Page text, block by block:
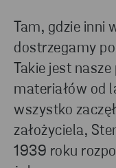
Tam, gdzie inni
dostrzegamy
Takie jest
materiałów od
wszystko
założyciela,
1939 roku
formularz
ekspertów mógł